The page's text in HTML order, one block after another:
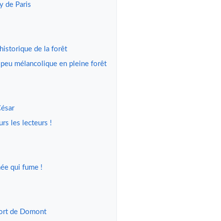
de Paris
de la forêt
mélancolique en pleine forêt
les lecteurs !
qui fume !
de Domont